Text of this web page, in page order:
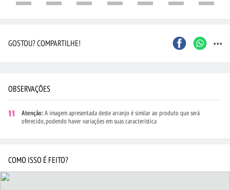
GOSTOU? COMPARTILHE! ...
OBSERVAÇÕES
Atenção:A imagem apresentada deste arranjo é similar ao produto que será
oferecido, podendo haver variações em suas característica
COMO ISSO É FEITO?